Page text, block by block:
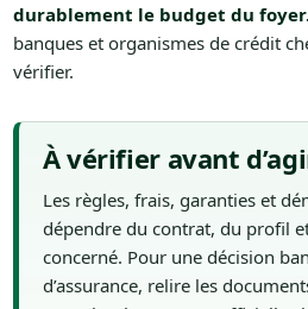
durablement le budget du
banques et organismes de crédit
vérifier.
À vérifier avant
Les règles, frais, garanties et
dépendre du contrat, du profil
concerné. Pour une décision
d’assurance, relire les